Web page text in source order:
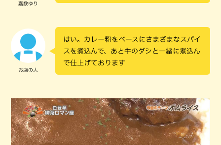
嘉数ゆり
お店の人
はい。カレー粉をベースにさまざまなスパイ
スを煮込んで、あと牛のダシと一緒に煮込ん
で仕上げております